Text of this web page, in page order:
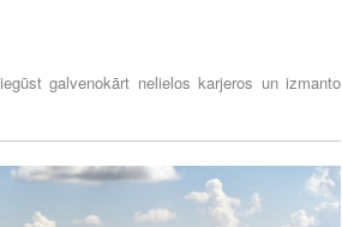
galvenokārt nelielos karjeros un izmanto